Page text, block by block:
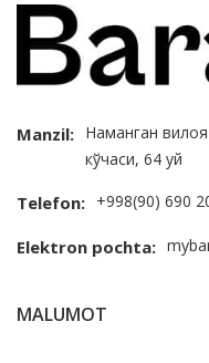
Manzil: Наманган
кўчаси, 64 уй
Telefon: +998(90) 690
Elektron pochta:
MALUMOT